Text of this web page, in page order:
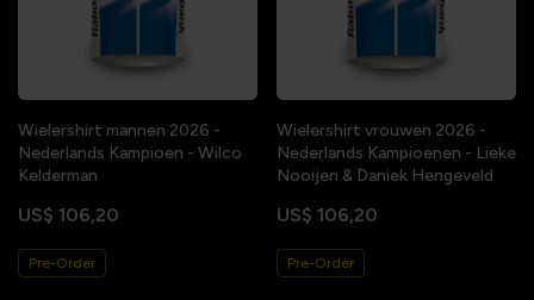
Wielershirt mannen 2026 -
Nederlands Kampioen - Wilco
Kelderman
US$ 106,20
Pre-Order
Wielershirt vrouwen 2026 -
Nederlands Kampioenen - Lieke
Nooijen & Daniek Hengeveld
US$ 106,20
Pre-Order